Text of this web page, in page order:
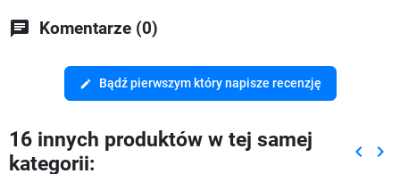
chat Komentarze (0)
edit Bądź pierwszym który napisze recenzję
16 innych produktów w tej samej
kategorii:
keyboard_arrow_left keyboard_arrow_right